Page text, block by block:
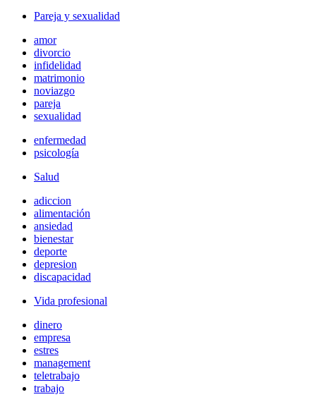
Pareja y sexualidad
amor
divorcio
infidelidad
matrimonio
noviazgo
pareja
sexualidad
enfermedad
psicología
Salud
adiccion
alimentación
ansiedad
bienestar
deporte
depresion
discapacidad
Vida profesional
dinero
empresa
estres
management
teletrabajo
trabajo